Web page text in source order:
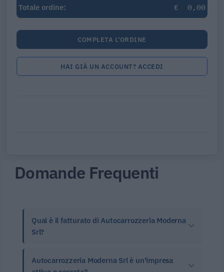
Totale ordine:
€ 0,00
COMPLETA L'ORDINE
HAI GIÀ UN ACCOUNT? ACCEDI
Domande Frequenti
Qual è il fatturato di Autocarrozzeria Moderna
Srl?
Autocarrozzeria Moderna Srl è un'impresa